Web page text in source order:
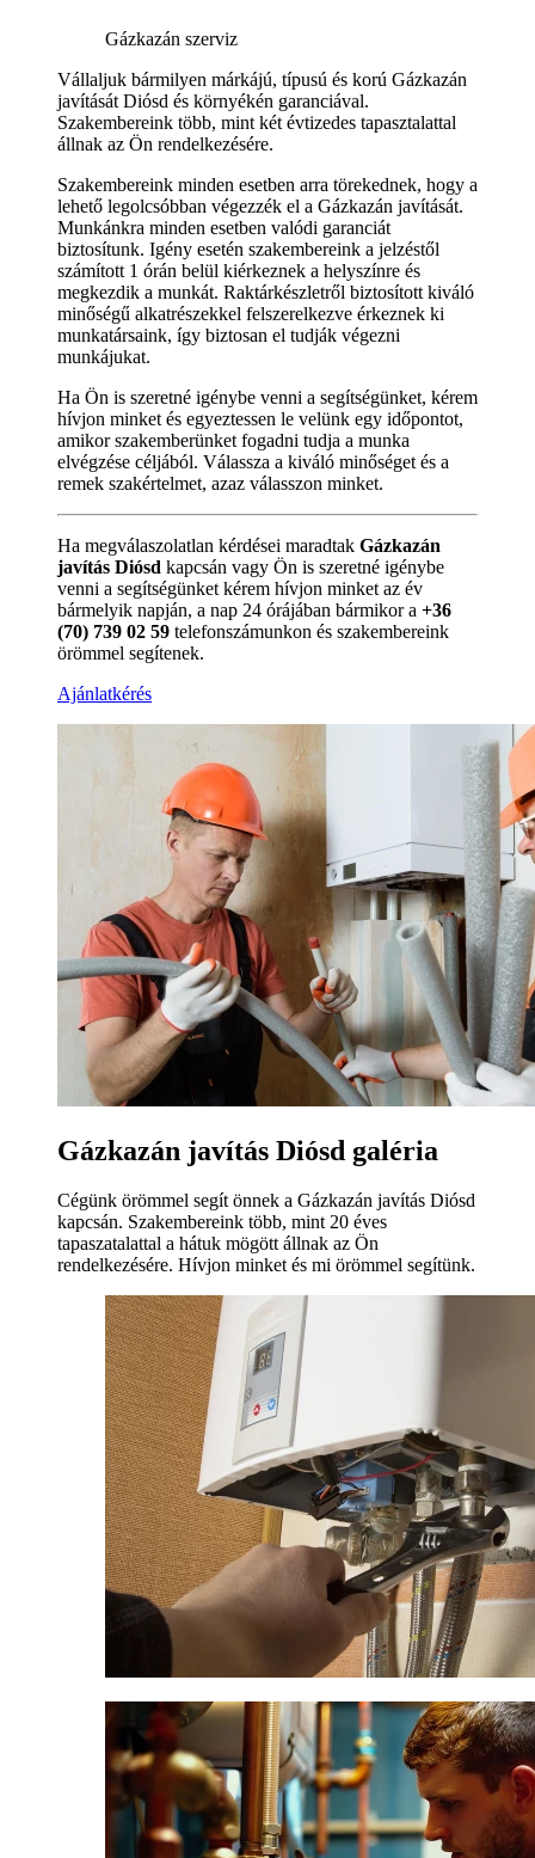
Gázkazán szerviz
Vállaljuk bármilyen márkájú, típusú és korú Gázkazán
javítását Diósd és környékén garanciával.
Szakembereink több, mint két évtizedes tapasztalattal
állnak az Ön rendelkezésére.
Szakembereink minden esetben arra törekednek, hogy a
lehető legolcsóbban végezzék el a Gázkazán javítását.
Munkánkra minden esetben valódi garanciát
biztosítunk. Igény esetén szakembereink a jelzéstől
számított 1 órán belül kiérkeznek a helyszínre és
megkezdik a munkát. Raktárkészletről biztosított kiváló
minőségű alkatrészekkel felszerelkezve érkeznek ki
munkatársaink, így biztosan el tudják végezni
munkájukat.
Ha Ön is szeretné igénybe venni a segítségünket, kérem
hívjon minket és egyeztessen le velünk egy időpontot,
amikor szakemberünket fogadni tudja a munka
elvégzése céljából. Válassza a kiváló minőséget és a
remek szakértelmet, azaz válasszon minket.
Ha megválaszolatlan kérdései maradtak Gázkazán
javítás Diósd kapcsán vagy Ön is szeretné igénybe
venni a segítségünket kérem hívjon minket az év
bármelyik napján, a nap 24 órájában bármikor a +36
(70) 739 02 59 telefonszámunkon és szakembereink
örömmel segítenek.
Ajánlatkérés
Gázkazán javítás Diósd galéria
Cégünk örömmel segít önnek a Gázkazán javítás Diósd
kapcsán. Szakembereink több, mint 20 éves
tapaszatalattal a hátuk mögött állnak az Ön
rendelkezésére. Hívjon minket és mi örömmel segítünk.